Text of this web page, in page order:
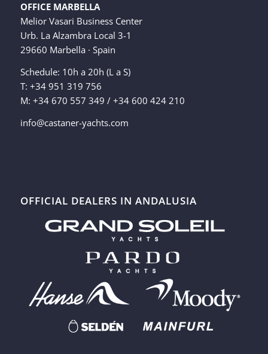
OFFICE MARBELLA
Melior Vasari Business Center
Urb. La Alzambra Local 3-1
29660 Marbella · Spain
Schedule: 10h a 20h (L a S)
T: +34 951 319 756
M: +34 670 557 349 / +34 600 424 210
info@castaner-yachts.com
OFFICIAL DEALERS IN ANDALUSIA